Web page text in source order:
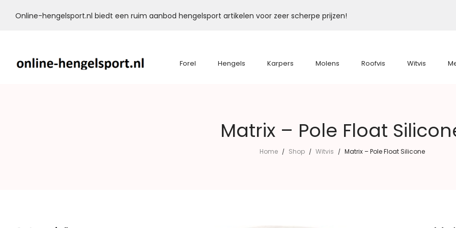
Online-hengelsport.nl biedt een ruim aanbod hengelsport artikelen voor zeer scherpe prijzen!
Forel Hengels Karpers Molens Roofvis Witvis
Matrix – Pole Float
Home / Shop / Witvis / Matrix – Pole Float Silicone